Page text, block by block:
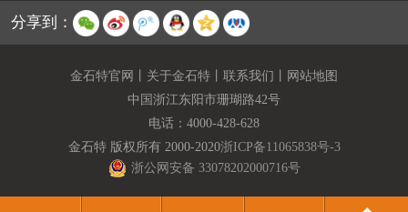
分享到：
金石特官网 关于金石特 联系我们
网站地图
中国浙江东阳市珊瑚路42号
电话： 4000-428-628
金石特 版权所有 2000-2020浙ICP备11065838号-3
浙公网安备 33078202000716号